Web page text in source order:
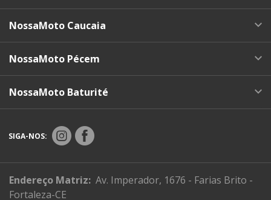
NossaMoto Caucaia
NossaMoto Pécem
NossaMoto Baturité
SIGA-NOS:
Endereço Matriz: Av. Imperador, 1676 - Farias Brito -
Fortaleza-CE